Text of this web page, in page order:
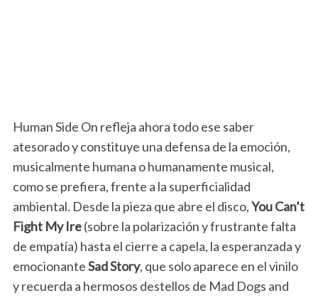
Human Side On refleja ahora todo ese saber
atesorado y constituye una defensa de la emoción,
musicalmente humana o humanamente musical,
como se prefiera, frente a la superficialidad
ambiental. Desde la pieza que abre el disco,You Can’t
Fight My Ire(sobre la polarización y frustrante falta
de empatía) hasta el cierre a capela, la esperanzada y
emocionanteSad Story, que solo aparece en el vinilo
y recuerda a hermosos destellos de Mad Dogs and